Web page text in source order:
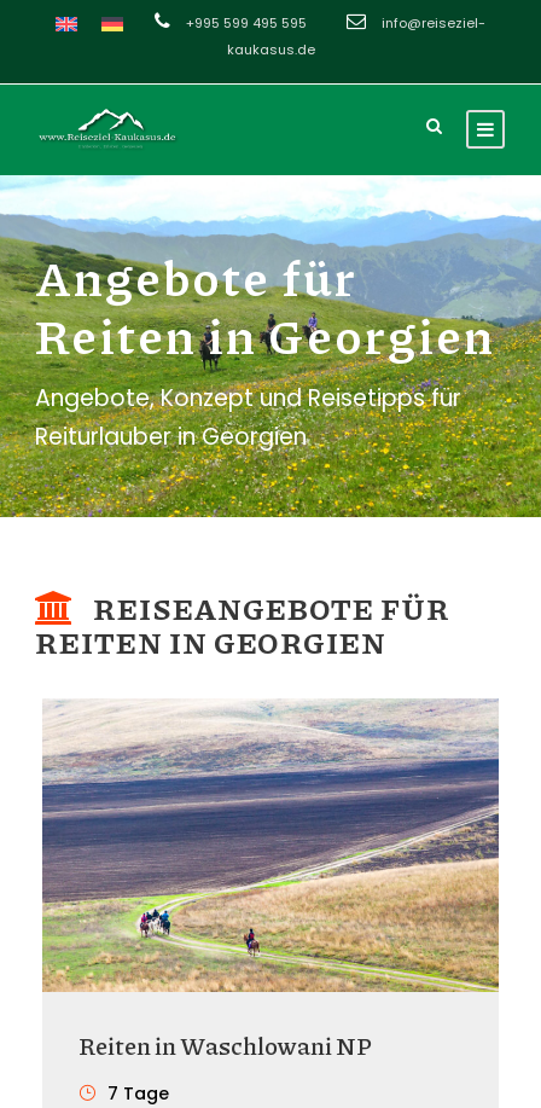
+995 599 495 595
info@reiseziel-
kaukasus.de
Angebote für
Reiten in Georgien
Angebote, Konzept und Reisetipps für
Reiturlauber in Georgien
REISEANGEBOTE FÜR
REITEN IN GEORGIEN
Reiten in Waschlowani NP
7 Tage